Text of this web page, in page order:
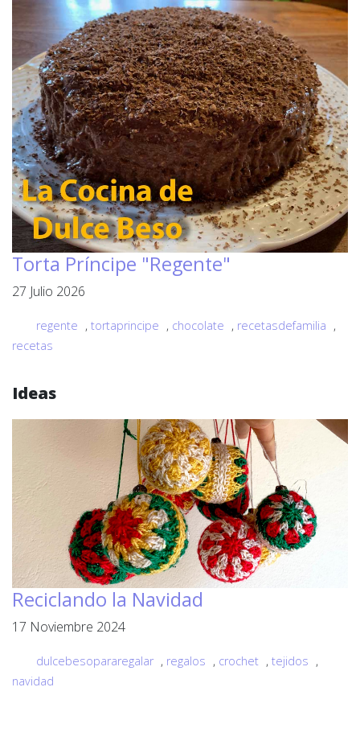
Torta Príncipe "Regente"
27 Julio 2026
regente , tortaprincipe , chocolate , recetasdefamilia ,
recetas
Ideas
Reciclando la Navidad
17 Noviembre 2024
dulcebesopararegalar , regalos , crochet , tejidos ,
navidad